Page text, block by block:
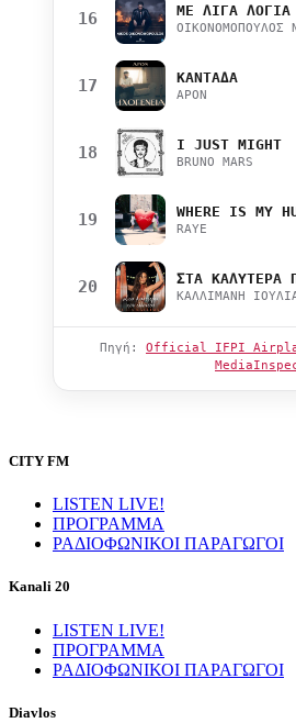
16 ΜΕ ΛΙΓΑ ΛΟΓΙΑ
ΟΙΚΟΝΟΜΟΠΟΥΛΟΣ
17 ΚΑΝΤΑΔΑ
APON
18 I JUST MIGHT
BRUNO MARS
19 WHERE IS MY
RAYE
20 ΚΑΛΛΙΜΑΝΗ
Πηγή: Official IFPI
CITY FM
LISTEN LIVE!
ΠΡΟΓΡΑΜΜΑ
ΡΑΔΙΟΦΩΝΙΚΟΙ ΠΑΡΑΓΩΓΟΙ
Kanali 20
LISTEN LIVE!
ΠΡΟΓΡΑΜΜΑ
ΡΑΔΙΟΦΩΝΙΚΟΙ ΠΑΡΑΓΩΓΟΙ
Diavlos